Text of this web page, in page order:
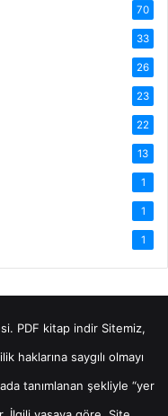
70
33
26
23
22
13
1
1
1
PDF kitap indirSitemiz,
haklarına saygılı olmayı
tanımlanan şekliyle “yer